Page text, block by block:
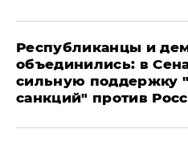
Республиканцы и
объединились: в
сильную поддержку
санкций" против